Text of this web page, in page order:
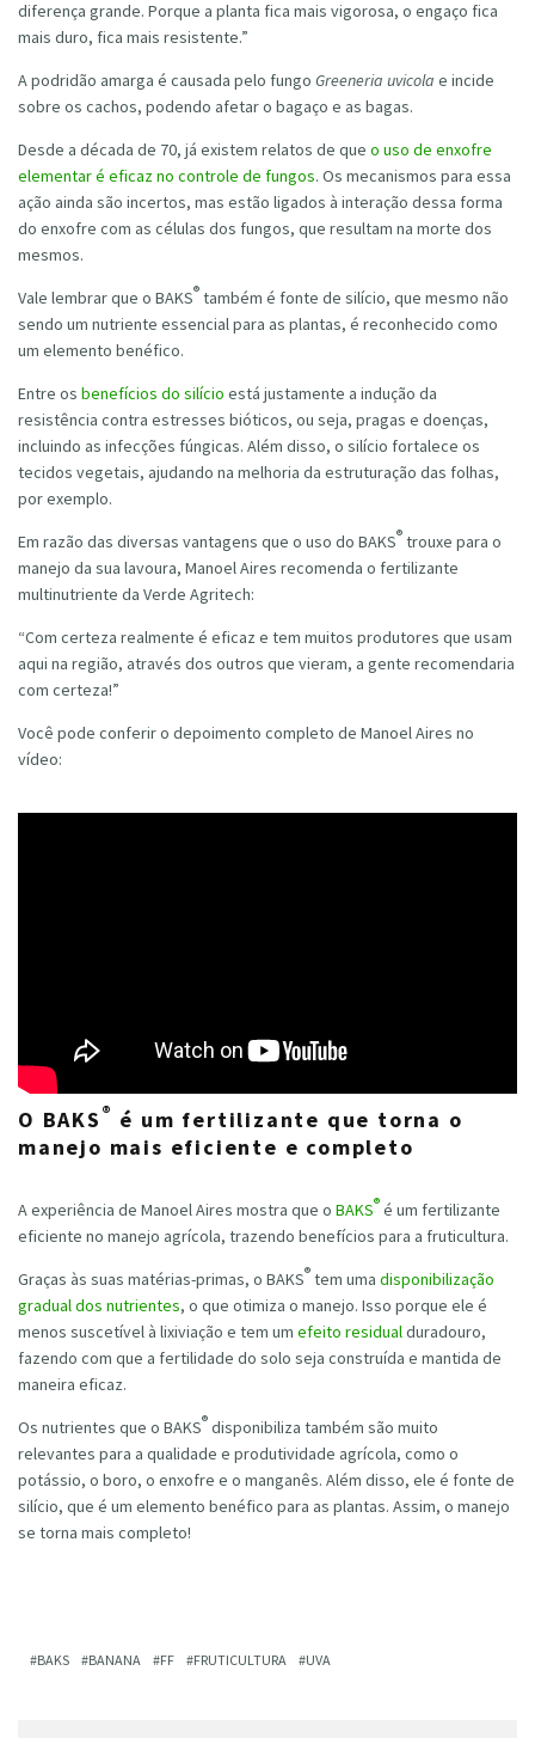
diferença grande. Porque a planta fica mais vigorosa, o engaço fica
mais duro, fica mais resistente.”
A podridão amarga é causada pelo fungo Greeneria uvicola e incide
sobre os cachos, podendo afetar o bagaço e as bagas.
Desde a década de 70, já existem relatos de que o uso de enxofre
elementar é eficaz no controle de fungos. Os mecanismos para essa
ação ainda são incertos, mas estão ligados à interação dessa forma
do enxofre com as células dos fungos, que resultam na morte dos
mesmos.
Vale lembrar que o BAKS® também é fonte de silício, que mesmo não
sendo um nutriente essencial para as plantas, é reconhecido como
um elemento benéfico.
Entre os benefícios do silício está justamente a indução da
resistência contra estresses bióticos, ou seja, pragas e doenças,
incluindo as infecções fúngicas. Além disso, o silício fortalece os
tecidos vegetais, ajudando na melhoria da estruturação das folhas,
por exemplo.
Em razão das diversas vantagens que o uso do BAKS® trouxe para o
manejo da sua lavoura, Manoel Aires recomenda o fertilizante
multinutriente da Verde Agritech:
“Com certeza realmente é eficaz e tem muitos produtores que usam
aqui na região, através dos outros que vieram, a gente recomendaria
com certeza!”
Você pode conferir o depoimento completo de Manoel Aires no
vídeo:
O BAKS ® é um fertilizante que torna o
manejo mais eficiente e completo
A experiência de Manoel Aires mostra que o BAKS® é um fertilizante
eficiente no manejo agrícola, trazendo benefícios para a fruticultura.
Graças às suas matérias-primas, o BAKS® tem uma disponibilização
gradual dos nutrientes, o que otimiza o manejo. Isso porque ele é
menos suscetível à lixiviação e tem um efeito residualduradouro,
fazendo com que a fertilidade do solo seja construída e mantida de
maneira eficaz.
Os nutrientes que o BAKS® disponibiliza também são muito
relevantes para a qualidade e produtividade agrícola, como o
potássio, o boro, o enxofre e o manganês. Além disso, ele é fonte de
silício, que é um elemento benéfico para as plantas. Assim, o manejo
se torna mais completo!
BAKS BANANA FF FRUTICULTURA UVA